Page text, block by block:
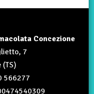
Concezione
7
(TS)
566277